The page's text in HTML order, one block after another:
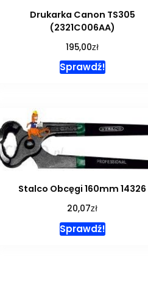
Drukarka Canon TS305
(2321C006AA)
195,00zł
Sprawdź!
Stalco Obcęgi 160mm 14326
20,07zł
Sprawdź!